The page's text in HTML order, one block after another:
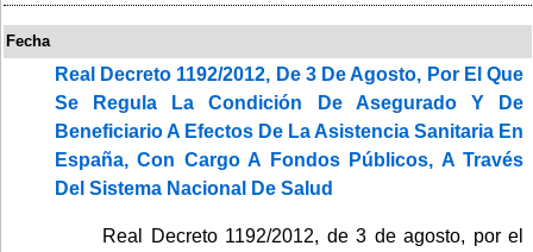
Fecha
Real Decreto 1192/2012, De 3 De Agosto, Por El Que
Se Regula La Condición De Asegurado Y De
Beneficiario A Efectos De La Asistencia Sanitaria En
España, Con Cargo A Fondos Públicos, A Través
Del Sistema Nacional De Salud
Real Decreto 1192/2012, de 3 de agosto, por el